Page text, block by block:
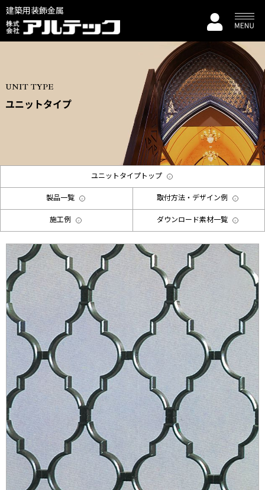
建築用装飾金属
UNIT TYPE
ユニットタイプ
ユニットタイプトップ
製品一覧 取付方法・デザイン例
施工例 ダウンロード素材一覧